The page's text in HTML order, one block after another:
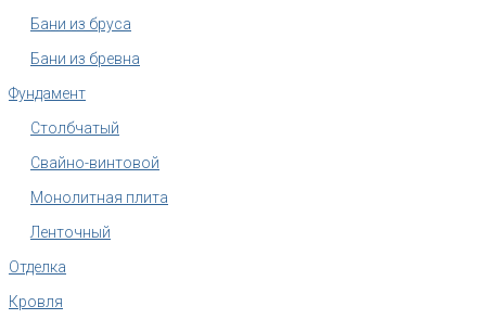
Бани из бруса
Бани из бревна
Фундамент
Столбчатый
Свайно-винтовой
Монолитная плита
Ленточный
Отделка
Кровля